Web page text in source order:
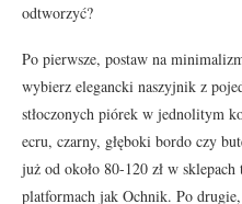
odtworzyć?
Po pierwsze, postaw na
wybierz elegancki naszyjnik z
stłoczonych piórek w jednolitym
ecru, czarny, głęboki bordo czy
już od około 80-120 zł w
platformach jak Ochnik. Po